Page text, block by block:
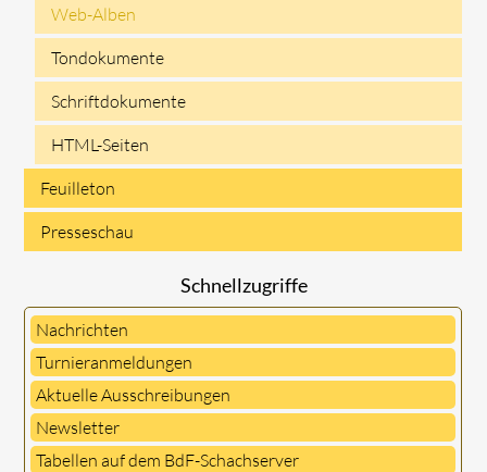
Web-Alben
Tondokumente
Schriftdokumente
HTML-Seiten
Feuilleton
Presseschau
Schnellzugriffe
Nachrichten
Turnieranmeldungen
Aktuelle Ausschreibungen
Newsletter
Tabellen auf dem BdF-Schachserver